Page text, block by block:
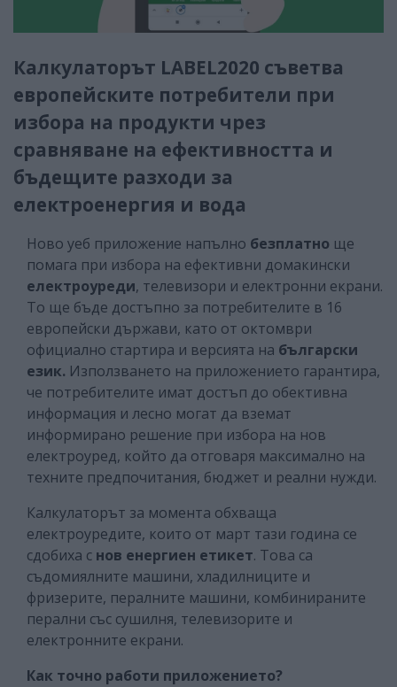
Калкулаторът LABEL2020 съветва
европейските потребители при
избора на продукти чрез
сравняване на ефективността и
бъдещите разходи за
електроенергия и вода
Ново уеб приложение напълно безплатно ще
помага при избора на ефективни домакински
електроуреди, телевизори и електронни екрани.
То ще бъде достъпно за потребителите в 16
европейски държави, като от октомври
официално стартира и версията на български
език. Използването на приложението гарантира,
че потребителите имат достъп до обективна
информация и лесно могат да вземат
информирано решение при избора на нов
електроуред, който да отговаря максимално на
техните предпочитания, бюджет и реални нужди.
Калкулаторът за момента обхваща
електроуредите, които от март тази година се
сдобиха с нов енергиен етикет. Това са
съдомиялните машини, хладилниците и
фризерите, пералните машини, комбинираните
перални със сушилня, телевизорите и
електронните екрани.
Как точно работи приложението?